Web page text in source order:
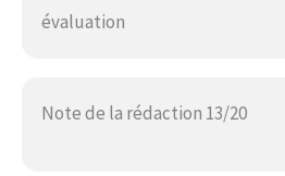
évaluation
Note de la rédaction 13/20